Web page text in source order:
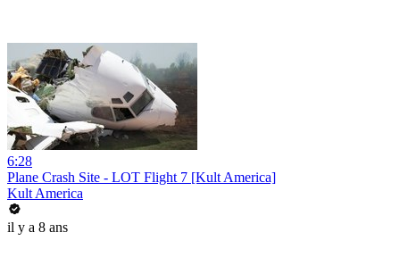
6:28
Plane Crash Site - LOT Flight 7 [Kult America]
Kult America
il y a 8 ans